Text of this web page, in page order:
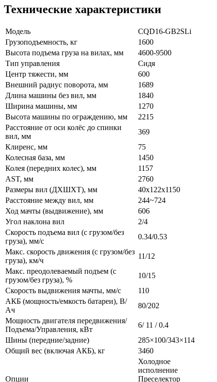
Технические характеристики
Модель
CQD16-GB2SLi
Грузоподъемность, кг
1600
Высота подъема груза на вилах, мм
4600-9500
Тип управления
Сидя
Центр тяжести, мм
600
Внешний радиус поворота, мм
1689
Длина машины без вил, мм
1840
Ширина машины, мм
1270
Высота машины по ограждению, мм
2215
Расстояние от оси колёс до спинки
вил, мм
369
Клиренс, мм
75
Колесная база, мм
1450
Колея (передних колес), мм
1157
AST, мм
2760
Размеры вил (ДXШXТ), мм
40x122x1150
Расстояние между вил, мм
244~724
Ход мачты (выдвижение), мм
606
Угол наклона вил
2/4
Скорость подъема вил (с грузом/без
груза), мм/с
0.34/0.53
Макс. скорость движения (с грузом/без
груза), км/ч
11/12
Макс. преодолеваемый подъем (с
грузом/без груза), %
10/15
Скорость выдвижения мачты, мм/с
110
АКБ (мощность/емкость батареи), В/
Ач
80/202
Мощность двигателя передвижения/
Подъема/Управления, кВт
6/ 11 / 0.4
Шины (передние/задние)
285×100/343×114
Общий вес (включая АКБ), кг
3460
Опции
Холодное
исполнение
Преселектор